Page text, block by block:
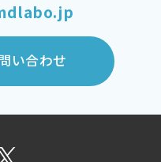
い合わせ